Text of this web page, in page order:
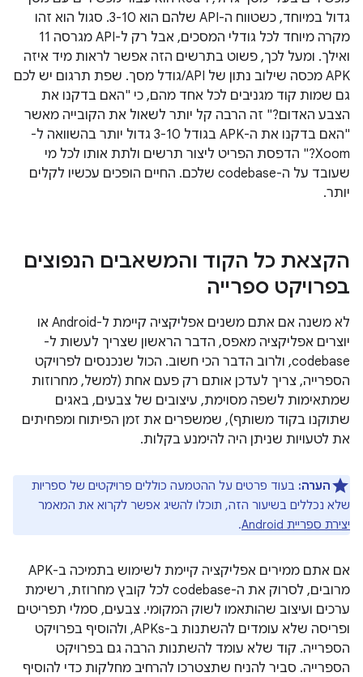
גדול במיוחד, כשטווח ה-API שלהם הוא 3-10. סגול הוא זהו
מקרה מיוחד לכל גודלי המסכים, אבל רק ל-API מגרסה 11
ואילך. ומעל לכך, פשוט בתרשים הזה אפשר לראות מיד איזה
APK מכסה שילוב נתון של API/גודל מסך. שפת תרגום יש לכם
גם שמות קוד מגניבים לכל אחד מהם, כי "האם בדקנו את
הצבע האדום?" זה הרבה קל יותר לשאול את הקובייה מאשר
"האם בדקנו את ה-APK בגודל 3-10 גדול יותר בהשוואה ל-
Xoom?" הדפסת הפריט ליצור תרשים ולתת אותו לכל מי
שעובד על ה-codebase שלכם. החיים הופכים עכשיו לקלים
יותר.
הקצאת כל הקוד והמשאבים הנפוצים
בפרויקט ספרייה
לא משנה אם אתם משנים אפליקציה קיימת ל-Android או
יוצרים אפליקציה מאפס, הדבר הראשון שצריך לעשות ל-
codebase, ולרוב הדבר הכי חשוב. הכול שנכנסים לפרויקט
הספרייה, צריך לעדכן אותם רק פעם אחת (למשל, מחרוזות
שמתאימות לשפה מסוימת, עיצובים של צבעים, באגים
שתוקנו בקוד משותף), שמשפרים את זמן הפיתוח ומפחיתים
את לטעויות שניתן היה להימנע בקלות.
הערה: בעוד פרטים על ההטמעה כוללים פרויקטים של ספריות
שלא נכללים בשיעור הזה, תוכלו להשיג אפשר לקרוא את המאמר
יצירת ספריית Android
.
אם אתם ממירים אפליקציה קיימת לשימוש בתמיכה ב-APK
מרובים, לסרוק את ה-codebase לכל קובץ מחרוזת, רשימת
ערכים ועיצוב שהותאמו לשוק המקומי. צבעים, סמלי תפריטים
ופריסה שלא עומדים להשתנות ב-APKs, ולהוסיף בפרויקט
הספרייה. קוד שלא עומד להשתנות הרבה גם בפרויקט
הספרייה. סביר להניח שתצטרכו להרחיב מחלקות כדי להוסיף